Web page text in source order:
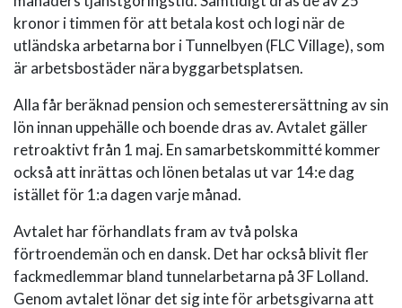
kronor i timmen för att betala kost och logi när de
utländska arbetarna bor i Tunnelbyen (FLC Village), som
är arbetsbostäder nära byggarbetsplatsen.
Alla får beräknad pension och semesterersättning av sin
lön innan uppehälle och boende dras av. Avtalet gäller
retroaktivt från 1 maj. En samarbetskommitté kommer
också att inrättas och lönen betalas ut var 14:e dag
istället för 1:a dagen varje månad.
Avtalet har förhandlats fram av två polska
förtroendemän och en dansk. Det har också blivit fler
fackmedlemmar bland tunnelarbetarna på 3F Lolland.
Genom avtalet lönar det sig inte för arbetsgivarna att